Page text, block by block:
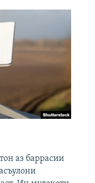
аз баррасии